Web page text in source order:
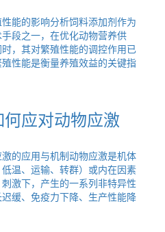
能的影响分析饲料添加剂作为
段之一，在优化动物营养供
，其对繁殖性能的调控作用已
性能是衡量养殖效益的关键指
应对动物应激
的应用与机制动物应激是机体
温、运输、转群）或内在因素
刺激下，产生的一系列非特异性
缓、免疫力下降、生产性能降